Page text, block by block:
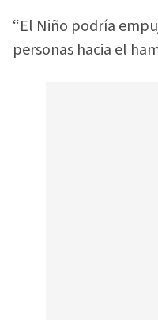
“El Niño podría
personas hacia el